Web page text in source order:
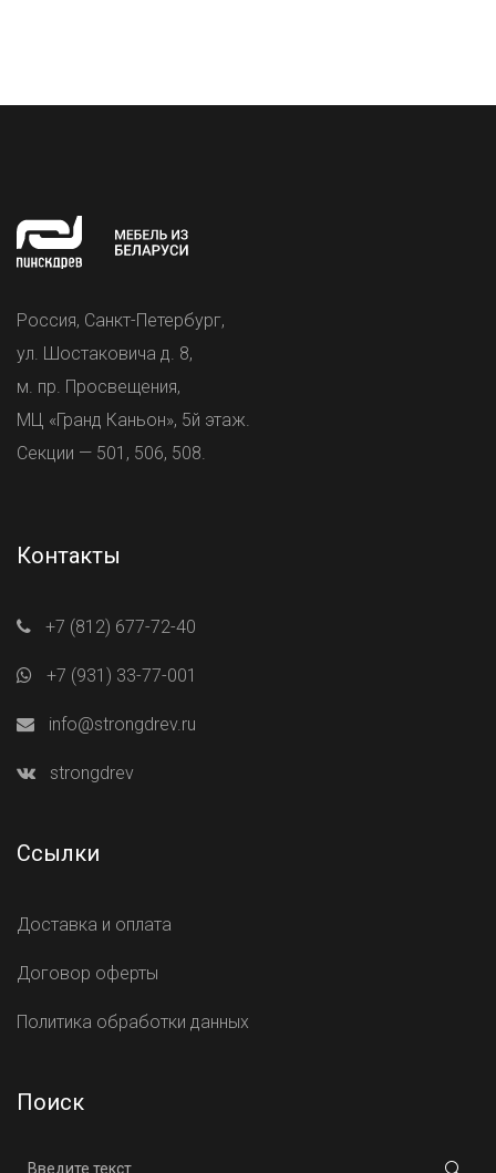
Россия, Санкт-Петербург,
ул. Шостаковича д. 8,
м. пр. Просвещения,
МЦ «Гранд Каньон», 5й этаж.
Секции — 501, 506, 508.
Контакты
+7 (812) 677-72-40
+7 (931) 33-77-001
info@strongdrev.ru
strongdrev
Ссылки
Доставка и оплата
Договор оферты
Политика обработки данных
Поиск